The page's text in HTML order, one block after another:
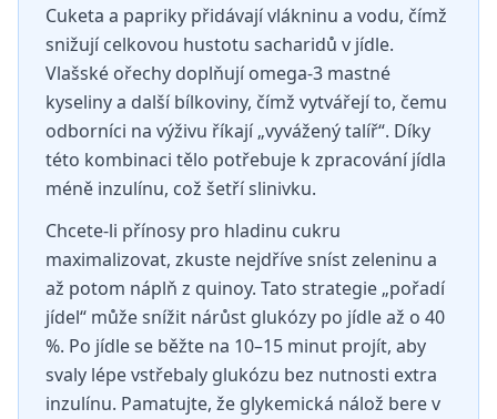
Cuketa a papriky přidávají vlákninu a vodu, čímž
snižují celkovou hustotu sacharidů v jídle.
Vlašské ořechy doplňují omega-3 mastné
kyseliny a další bílkoviny, čímž vytvářejí to, čemu
odborníci na výživu říkají „vyvážený talíř“. Díky
této kombinaci tělo potřebuje k zpracování jídla
méně inzulínu, což šetří slinivku.
Chcete-li přínosy pro hladinu cukru
maximalizovat, zkuste nejdříve sníst zeleninu a
až potom náplň z quinoy. Tato strategie „pořadí
jídel“ může snížit nárůst glukózy po jídle až o 40
%. Po jídle se běžte na 10–15 minut projít, aby
svaly lépe vstřebaly glukózu bez nutnosti extra
inzulínu. Pamatujte, že glykemická nálož bere v